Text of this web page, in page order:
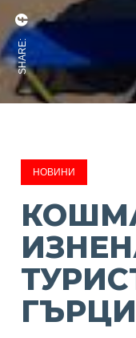
SHARE:
НОВИНИ